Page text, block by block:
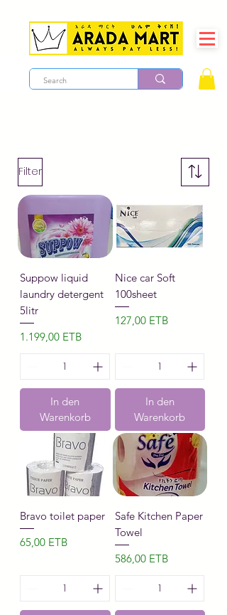
Filter
Suppow liquid
laundry detergent
5litr
Preis
1.199,00 ETB
In den
Warenkorb
Nice car Soft
100sheet
Preis
127,00 ETB
In den
Warenkorb
Bravo toilet paper
Preis
65,00 ETB
Safe Kitchen Paper
Towel
Preis
586,00 ETB